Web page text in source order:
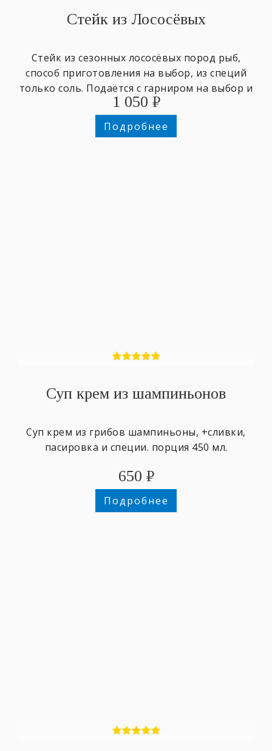
Стейк из Лососёвых
Стейк из сезонных лососёвых пород рыб,
способ приготовления на выбор, из специй
только соль. Подаётся с гарниром на выбор и
зеленью.
1 050 ₽
Подробнее
Суп крем из шампиньонов
Суп крем из грибов шампиньоны, +сливки,
пасировка и специи. порция 450 мл.
650 ₽
Подробнее